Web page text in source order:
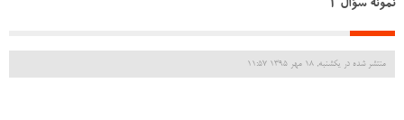
نمونه سؤال 1
منتشر شده در یکشنبه, 18 مهر 1395 11:57